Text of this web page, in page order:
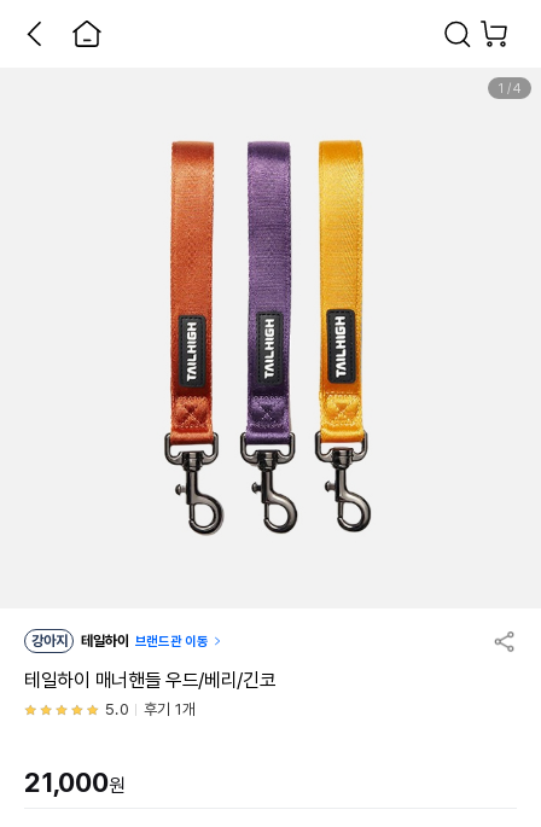
1 /4
강아지 테일하이 브랜드관 이동
테일하이 매너핸들 우드/베리/긴코
5.0 후기 1개
21,000원